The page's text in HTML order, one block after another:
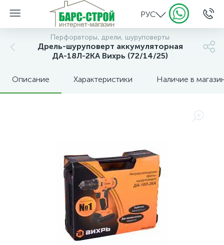
РУС
Перфораторы, дрели, шуруповерты
Дрель-шуруповерт аккумуляторная
ДА-18Л-2КА Вихрь (72/14/25)
Описание Характеристики Наличие в